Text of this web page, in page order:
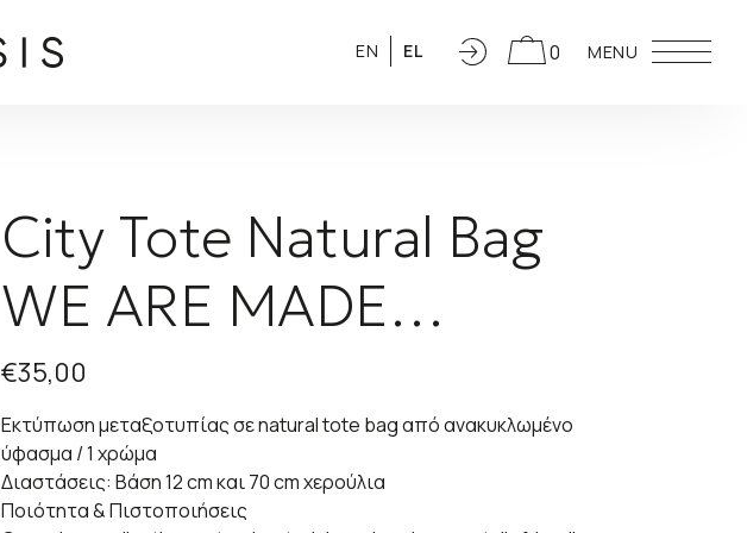
EN EL 0 MENU
City Tote Natural Bag
WE ARE MADE…
€35,00
Εκτύπωση μεταξοτυπίας σε natural tote bag από ανακυκλωμένο
ύφασμα / 1 χρώμα
Διαστάσεις: Βάση 12 cm και 70 cm χερούλια
Ποιότητα & Πιστοποιήσεις